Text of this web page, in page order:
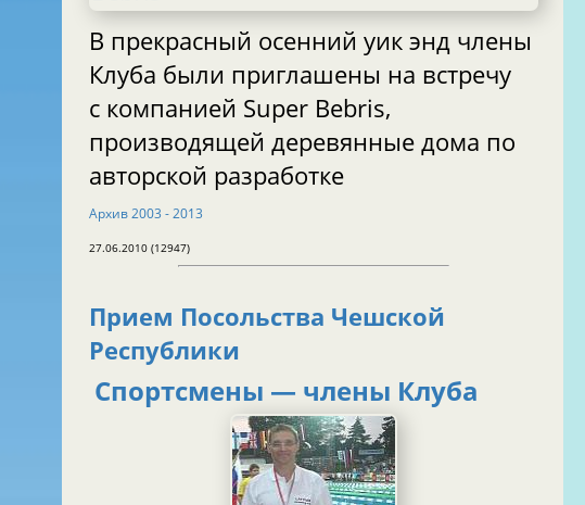
В прекрасный осенний уик энд члены
Клуба были приглашены на встречу
с компанией Super Bebris,
производящей деревянные дома по
авторской разработке
Aрхив 2003 - 2013
27.06.2010 (12947)
Прием Посольства Чешской
Республики
Спортсмены — члены Клуба